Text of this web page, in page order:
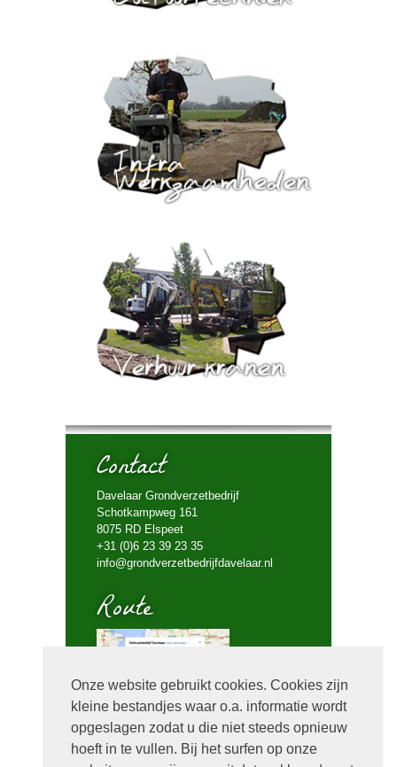
Onze website gebruikt cookies. Cookies zijn
kleine bestandjes waar o.a. informatie wordt
opgeslagen zodat u die niet steeds opnieuw
hoeft in te vullen. Bij het surfen op onze
Contact
Davelaar Grondverzetbedrijf
Schotkampweg 161
8075 RD Elspeet
+31 (0)6 23 39 23 35
info@grondverzetbedrijfdavelaar.nl
Route
Bel mij terug